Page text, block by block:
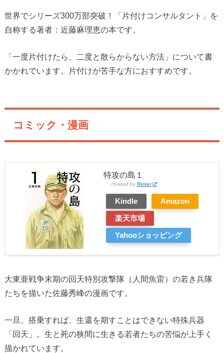
世界でシリーズ300万部突破！「片付けコンサルタント」を
自称する著者：近藤麻理恵の本です。
「一度片付けたら、二度と散らからない方法」について書
かかれでいます。片付けが苦手な方におすすめです。
コミック・漫画
特攻の島１
created by Rinker
Kindle Amazon
楽天市場
Yahooショッピング
大東亜戦争末期の回天特別攻撃隊（人間魚雷）の若き兵隊
たちを描いた佐藤秀峰の漫画です。
一旦、搭乗すれば、生還を期すことはできない特殊兵器
「回天」。生と死の狭間に生きる若者たちの苦悩が上手く
描かれています。